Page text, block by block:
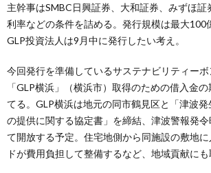
主幹事はSMBC日興証券、大和証券、みずほ
利率などの条件を詰める。発行規模は最大100
GLP投資法人は9月中に発行したい考え。
今回発行を準備しているサステナビリティー
「GLP横浜」（横浜市）取得のための借入金
てる。GLP横浜は地元の同市鶴見区と「津波
の提供に関する協定書」を締結、津波警報発
て開放する予定。住宅地側から同施設の敷地
ドが費用負担して整備するなど、地域貢献にも